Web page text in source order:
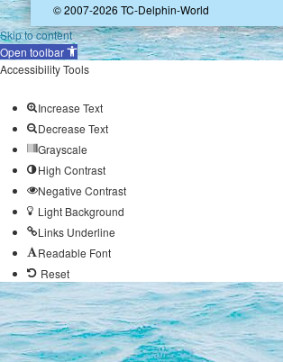
© 2007-2026 TC-Delphin-World
Skip to content
Open toolbar
Accessibility Tools
Increase Text
Decrease Text
Grayscale
High Contrast
Negative Contrast
Light Background
Links Underline
Readable Font
Reset